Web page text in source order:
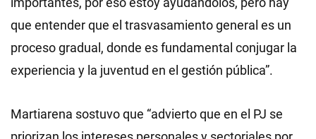
que entender que el trasvasamiento general es un
proceso gradual, donde es fundamental conjugar la
experiencia y la juventud en el gestión pública”.
Martiarena sostuvo que “advierto que en el PJ se